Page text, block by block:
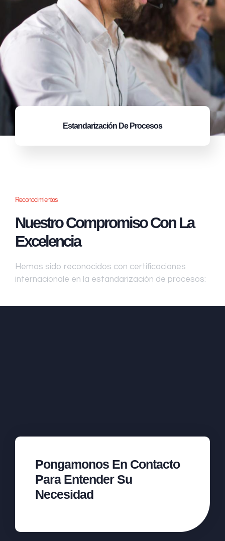
Estandarización De Procesos
Reconocimientos
Nuestro Compromiso Con La
Excelencia
Hemos sido reconocidos con certificaciones
internacionale en la estandarización de procesos:
Pongamonos En Contacto
Para Entender Su
Necesidad